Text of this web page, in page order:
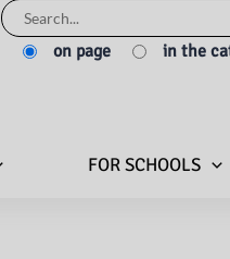
Search
for:
on page in the
FOR SCHOOLS